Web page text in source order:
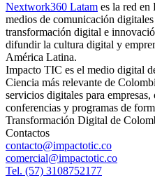
Nextwork360 Latam es la red en
medios de comunicación
transformación digital e
difundir la cultura digital y
América Latina.
Impacto TIC es el medio digital
Ciencia más relevante de
servicios digitales para
conferencias y programas de
Transformación Digital de
Contactos
contacto@impactotic.co
comercial@impactotic.co
Tel. (57) 3108752177